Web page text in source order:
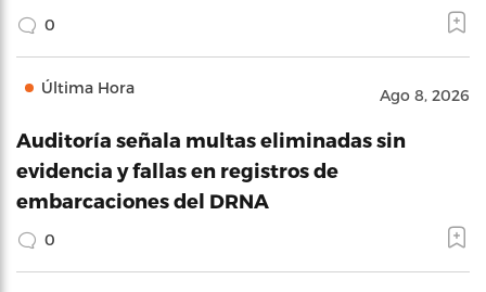
0
Última Hora Ago 8, 2026
Auditoría señala multas eliminadas sin
evidencia y fallas en registros de
embarcaciones del DRNA
0